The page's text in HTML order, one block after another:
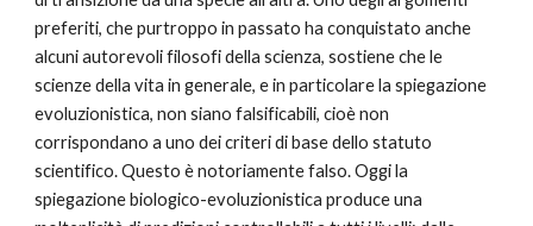
preferiti, che purtroppo in passato ha conquistato anche
alcuni autorevoli filosofi della scienza, sostiene che le
scienze della vita in generale, e in particolare la spiegazione
evoluzionistica, non siano falsificabili, cioè non
corrispondano a uno dei criteri di base dello statuto
scientifico. Questo è notoriamente falso. Oggi la
spiegazione biologico-evoluzionistica produce una